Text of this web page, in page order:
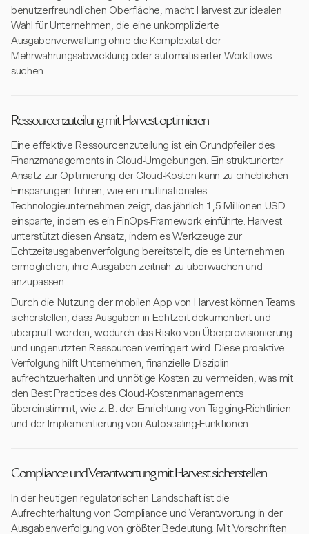
benutzerfreundlichen Oberfläche, macht Harvest zur idealen
Wahl für Unternehmen, die eine unkomplizierte
Ausgabenverwaltung ohne die Komplexität der
Mehrwährungsabwicklung oder automatisierter Workflows
suchen.
Ressourcenzuteilung mit Harvest optimieren
Eine effektive Ressourcenzuteilung ist ein Grundpfeiler des
Finanzmanagements in Cloud-Umgebungen. Ein strukturierter
Ansatz zur Optimierung der Cloud-Kosten kann zu erheblichen
Einsparungen führen, wie ein multinationales
Technologieunternehmen zeigt, das jährlich 1,5 Millionen USD
einsparte, indem es ein FinOps-Framework einführte. Harvest
unterstützt diesen Ansatz, indem es Werkzeuge zur
Echtzeitausgabenverfolgung bereitstellt, die es Unternehmen
ermöglichen, ihre Ausgaben zeitnah zu überwachen und
anzupassen.
Durch die Nutzung der mobilen App von Harvest können Teams
sicherstellen, dass Ausgaben in Echtzeit dokumentiert und
überprüft werden, wodurch das Risiko von Überprovisionierung
und ungenutzten Ressourcen verringert wird. Diese proaktive
Verfolgung hilft Unternehmen, finanzielle Disziplin
aufrechtzuerhalten und unnötige Kosten zu vermeiden, was mit
den Best Practices des Cloud-Kostenmanagements
übereinstimmt, wie z. B. der Einrichtung von Tagging-Richtlinien
und der Implementierung von Autoscaling-Funktionen.
Compliance und Verantwortung mit Harvest sicherstellen
In der heutigen regulatorischen Landschaft ist die
Aufrechterhaltung von Compliance und Verantwortung in der
Ausgabenverfolgung von größter Bedeutung. Mit Vorschriften